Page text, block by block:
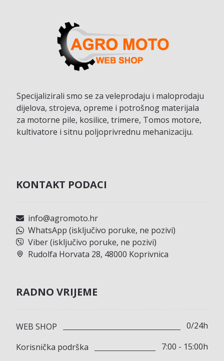
Specijalizirali smo se za veleprodaju i maloprodaju
dijelova, strojeva, opreme i potrošnog materijala
za motorne pile, kosilice, trimere, Tomos motore,
kultivatore i sitnu poljoprivrednu mehanizaciju.
KONTAKT PODACI
info@agromoto.hr
WhatsApp (isključivo poruke, ne pozivi)
Viber (isključivo poruke, ne pozivi)
Rudolfa Horvata 28, 48000 Koprivnica
RADNO VRIJEME
WEB SHOP
0/24h
Korisnička podrška
7:00 - 15:00h